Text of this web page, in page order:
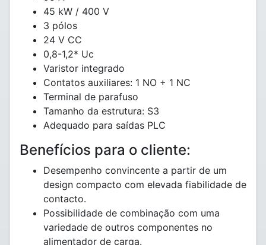
45 kW / 400 V
3 pólos
24 V CC
0,8-1,2* Uc
Varistor integrado
Contatos auxiliares: 1 NO + 1 NC
Terminal de parafuso
Tamanho da estrutura: S3
Adequado para saídas PLC
Benefícios para o cliente:
Desempenho convincente a partir de um
design compacto com elevada fiabilidade de
contacto.
Possibilidade de combinação com uma
variedade de outros componentes no
alimentador de carga.